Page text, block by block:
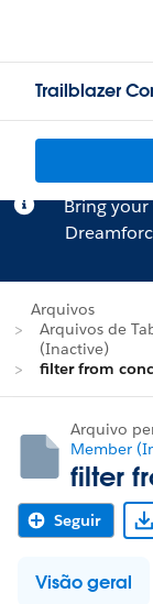
Trailblazer
Bring
Arquivos
Arquivos de
(Inactive)
filter from
Arquivo
Member
filter
Seguir
Visão geral